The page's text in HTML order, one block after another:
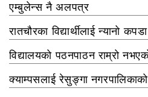
एम्बुलेन्स नै अलपत्र
रातचौरका विद्यार्थीलाई न्यानो
विद्यालयको पठनपाठन राम्रो
क्याम्पसलाई रेसुङ्गा